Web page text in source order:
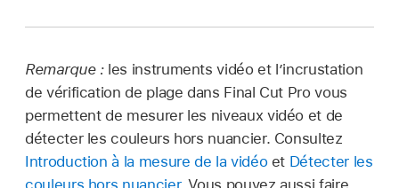
Important :
Remarque : les instruments vidéo et l’incrustation
de vérification de plage dans Final Cut Pro vous
permettent de mesurer les niveaux vidéo et de
détecter les couleurs hors nuancier. Consultez
Introduction à la mesure de la vidéoet Détecter les
couleurs hors nuancier. Vous pouvez aussi faire